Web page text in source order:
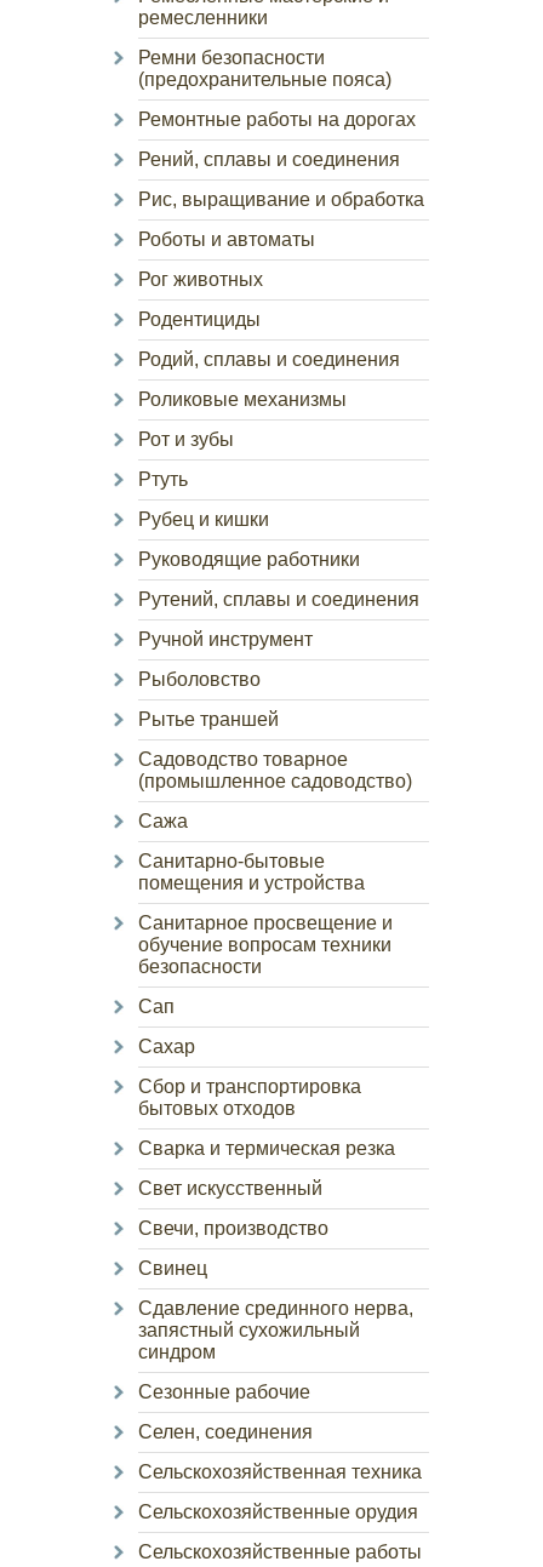
ремесленники
Ремни безопасности
(предохранительные пояса)
Ремонтные работы на дорогах
Рений, сплавы и соединения
Рис, выращивание и обработка
Роботы и автоматы
Рог животных
Родентициды
Родий, сплавы и соединения
Роликовые механизмы
Рот и зубы
Ртуть
Рубец и кишки
Руководящие работники
Рутений, сплавы и соединения
Ручной инструмент
Рыболовство
Рытье траншей
Садоводство товарное
(промышленное садоводство)
Сажа
Санитарно-бытовые
помещения и устройства
Санитарное просвещение и
обучение вопросам техники
безопасности
Сап
Сахар
Сбор и транспортировка
бытовых отходов
Сварка и термическая резка
Свет искусственный
Свечи, производство
Свинец
Сдавление срединного нерва,
запястный сухожильный
синдром
Сезонные рабочие
Селен, соединения
Сельскохозяйственная техника
Сельскохозяйственные орудия
Сельскохозяйственные работы